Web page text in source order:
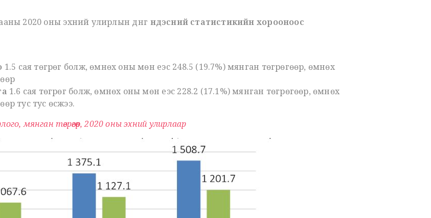
2020 оны эхний улирлын дүнг Үндэсний статистикийн хорооноос
1.5 сая төгрөг болж, өмнөх оны мөн үеэс 248.5 (19.7%) мянган төгрөгөөр, өмнөх
1.6 сая төгрөг болж, өмнөх оны мөн үеэс 228.2 (17.1%) мянган төгрөгөөр, өмнөх
тус тус өсжээ.
мянган төгрөгөөр, 2020 оны эхний улирлаар